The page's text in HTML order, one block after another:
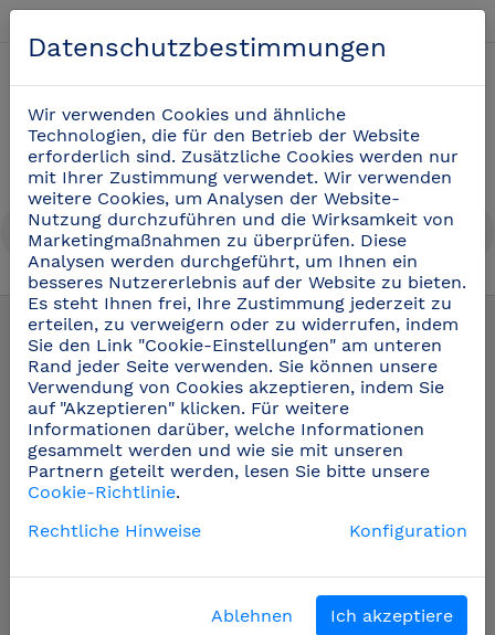
Zubehör für Regale (18)
Datenschutzbestimmungen
Wir verwenden Cookies und ähnliche
Technologien, die für den Betrieb der Website
erforderlich sind. Zusätzliche Cookies werden nur
mit Ihrer Zustimmung verwendet. Wir verwenden
weitere Cookies, um Analysen der Website-
Nutzung durchzuführen und die Wirksamkeit von
Marketingmaßnahmen zu überprüfen. Diese
Analysen werden durchgeführt, um Ihnen ein
besseres Nutzererlebnis auf der Website zu bieten.
Es steht Ihnen frei, Ihre Zustimmung jederzeit zu
erteilen, zu verweigern oder zu widerrufen, indem
Sie den Link "Cookie-Einstellungen" am unteren
Rand jeder Seite verwenden. Sie können unsere
Verwendung von Cookies akzeptieren, indem Sie
auf "Akzeptieren" klicken. Für weitere
Informationen darüber, welche Informationen
gesammelt werden und wie sie mit unseren
Partnern geteilt werden, lesen Sie bitte unsere
Cookie-Richtlinie.
Rechtliche Hinweise
Konfiguration
Ablehnen Ich akzeptiere